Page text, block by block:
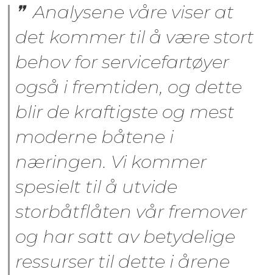
Analysene våre viser at
det kommer til å være stort
behov for servicefartøyer
også i fremtiden, og dette
blir de kraftigste og mest
moderne båtene i
næringen. Vi kommer
spesielt til å utvide
storbåtflåten vår fremover
og har satt av betydelige
ressurser til dette i årene